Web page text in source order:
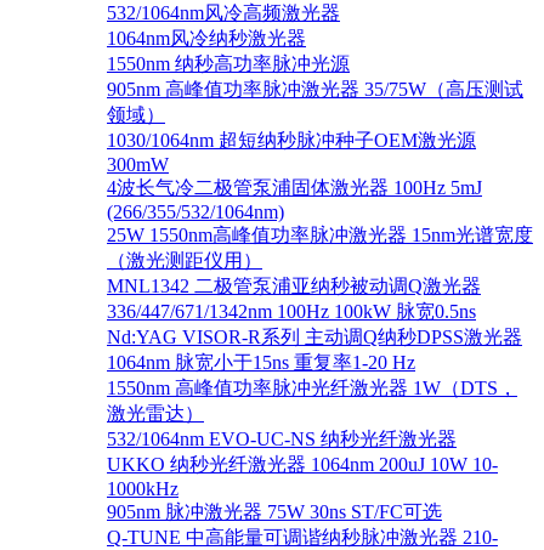
532/1064nm风冷高频激光器
1064nm风冷纳秒激光器
1550nm 纳秒高功率脉冲光源
905nm 高峰值功率脉冲激光器 35/75W（高压测试
领域）
1030/1064nm 超短纳秒脉冲种子OEM激光源
300mW
4波长气冷二极管泵浦固体激光器 100Hz 5mJ
(266/355/532/1064nm)
25W 1550nm高峰值功率脉冲激光器 15nm光谱宽度
（激光测距仪用）
MNL1342 二极管泵浦亚纳秒被动调Q激光器
336/447/671/1342nm 100Hz 100kW 脉宽0.5ns
Nd:YAG VISOR-R系列 主动调Q纳秒DPSS激光器
1064nm 脉宽小于15ns 重复率1-20 Hz
1550nm 高峰值功率脉冲光纤激光器 1W（DTS，
激光雷达）
532/1064nm EVO-UC-NS 纳秒光纤激光器
UKKO 纳秒光纤激光器 1064nm 200uJ 10W 10-
1000kHz
905nm 脉冲激光器 75W 30ns ST/FC可选
Q-TUNE 中高能量可调谐纳秒脉冲激光器 210-